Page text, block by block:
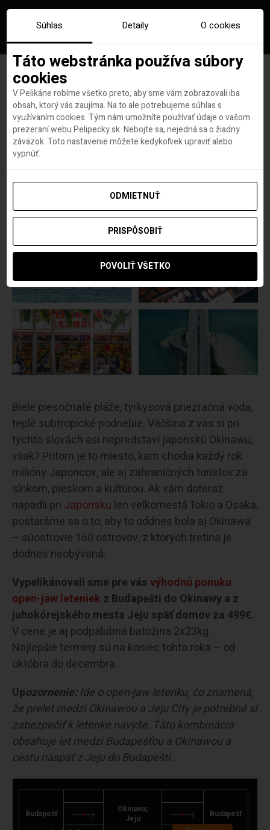
Ázijská dvojica silných
zážitkov: Okinawa-Jeju za
499€
autorDiana Burgerová 12. JÚNA 2019
Biele piesočnaté pláže, tyrkysová priezračná voda,
teplé subtropické podnebie. Väčšina z vás si pri
týchto slovách asi nepredstaví japonskú Okinawu,
však? Pritom je to miesto, kam chodia každý rok
milióny Japoncov, ale aj zahraničných turistov za
slnkom, pieskom a kultúrou. Ak vám doteraz
napadli pri Japonsku len veľkomestá Tokio a Osaka,
postaráme sa o to, aby to oddnes bola aj Okinawa
– súostrovie 160 ostrovov, z ktorých tretina je
dodnes neobývaná.
Vypelikánovali sme pre vásvýhodnú ponuku
open-jaw leteniek z Budapešti do Okinawy a z
juhokórejského mesta Jeju späť domov za 499€.
V cene je aj podpalubná batožina 2x23kg.
Najlepšie termíny sú na koniec tohto roka – od
októbra do decembra.
Upozornenie:Ide o open-jaw letenku, čo znamená,
že prelet medzi Okinawou a Jeju City je potrebné si
zabezpečiť k letenke navyše. Táto kombinácia
obsahuje let medzi Budapešťou a Okinawou a
cestu naspäť z Jeju do Budapešti.
Budapešť
Okinawa;
Jeju
Budapešť
Súhlas Detaily O cookies
Táto webstránka používa súbory
cookies
V Pelikáne robíme všetko preto, aby sme vám zobrazovali iba
obsah, ktorý vás zaujíma. Na to ale potrebujeme súhlas s
využívaním cookies. Tým nám umožníte používať údaje o vašom
prezeraní webu Pelipecky.sk. Nebojte sa, nejedná sa o žiadny
záväzok. Toto nastavenie môžete kedykoľvek upraviť alebo
vypnúť.
ODMIETNUŤ
PRISPÔSOBIŤ
POVOLIŤ VŠETKO